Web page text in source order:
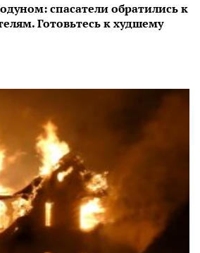
спасатели обратились к
Готовьтесь к худшему